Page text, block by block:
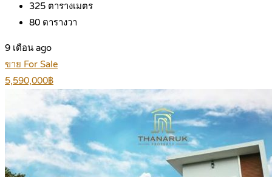
325 ตารางเมตร
80 ตารางวา
9 เดือน ago
ขาย For Sale
5,590,000฿